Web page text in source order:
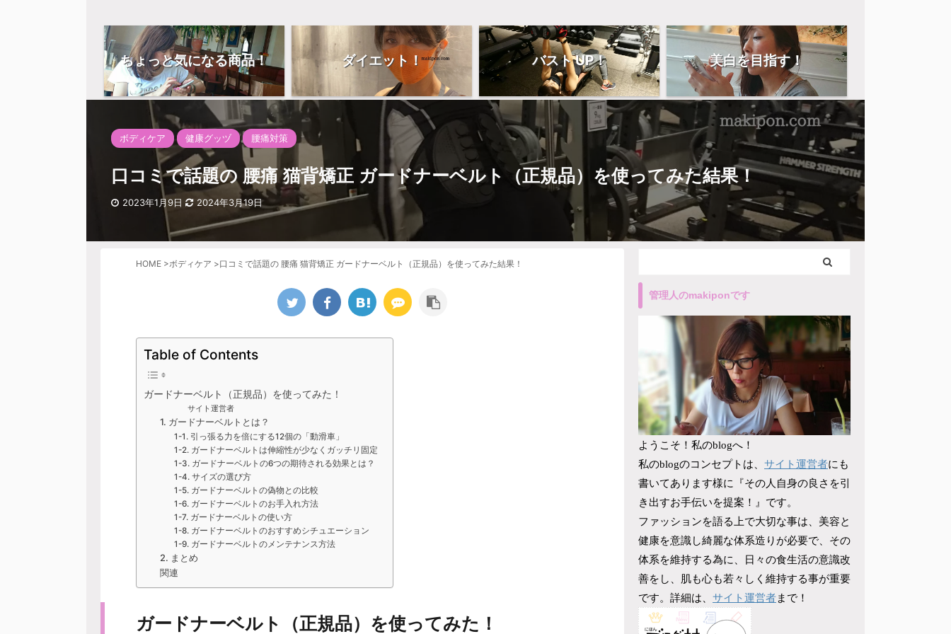
ちょっと気になる商品！ ダイエット！ バスト UP！ 美白を目指す！
ボディケア 健康グッヅ 腰痛対策
口コミで話題の 腰痛 猫背矯正 ガードナーベルト（正規品）を使ってみた結果！
2023年1月9日 2024年3月19日
HOME >ボディケア >口コミで話題の 腰痛 猫背矯正 ガードナーベルト（正規品）を使ってみた結果！
Table of Contents
ガードナーベルト（正規品）を使ってみた！
サイト運営者
1. ガードナーベルトとは？
1-1. 引っ張る力を倍にする12個の「動滑車」
1-2. ガードナーベルトは伸縮性が少なくガッチリ固定
1-3. ガードナーベルトの6つの期待される効果とは？
1-4. サイズの選び方
1-5. ガードナーベルトの偽物との比較
1-6. ガードナーベルトのお手入れ方法
1-7. ガードナーベルトの使い方
1-8. ガードナーベルトのおすすめシチュエーション
1-9. ガードナーベルトのメンテナンス方法
2. まとめ
関連
ガードナーベルト（正規品）を使ってみた！
管理人のmakiponです
ようこそ！私のblogへ！
私のblogのコンセプトは、 サイト運営者にも
書いてあります様に『その人自身の良さを引
き出すお手伝いを提案！』です。
ファッションを語る上で大切な事は、美容と
健康を意識し綺麗な体系造りが必要で、その
体系を維持する為に、日々の食生活の意識改
善をし、肌も心も若々しく維持する事が重要
です。詳細は、 サイト運営者まで！